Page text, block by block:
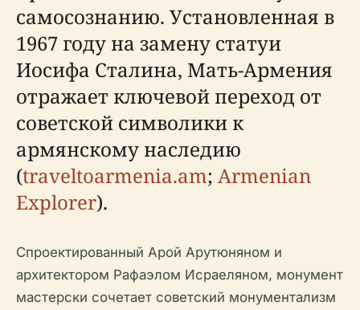
самосознанию. Установленная в
1967 году на замену статуи
Иосифа Сталина, Мать-Армения
отражает ключевой переход от
советской символики к
армянскому наследию
(traveltoarmenia.am; Armenian
Explorer).
Спроектированный Арой Арутюняном и
архитектором Рафаэлом Исраеляном, монумент
мастерски сочетает советский монументализм